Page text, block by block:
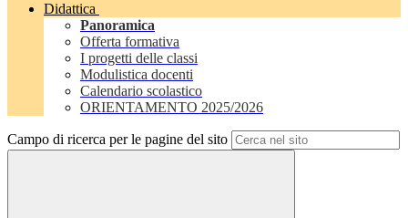
Didattica
Panoramica
Offerta formativa
I progetti delle classi
Modulistica docenti
Calendario scolastico
ORIENTAMENTO 2025/2026
Campo di ricerca per le pagine del sito